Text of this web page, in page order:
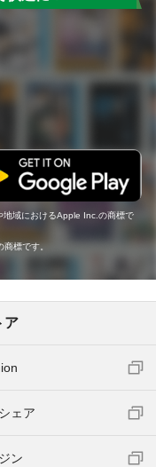
域におけるApple Inc.の商標で
標です。
ア
ェア
ン